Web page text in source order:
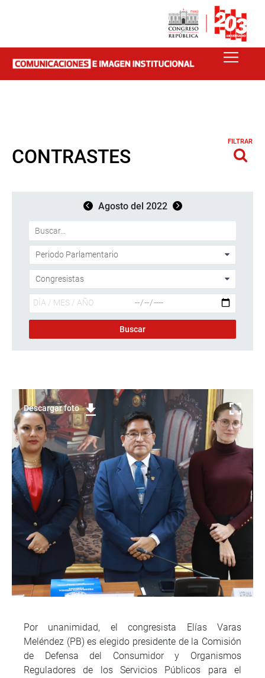
CONTRASTES
FILTRAR
Agosto del 2022
Descargar foto
Por unanimidad, el congresista Elías Varas
Meléndez (PB) es elegido presidente de la Comisión
de Defensa del Consumidor y Organismos
Reguladores de los Servicios Públicos para el